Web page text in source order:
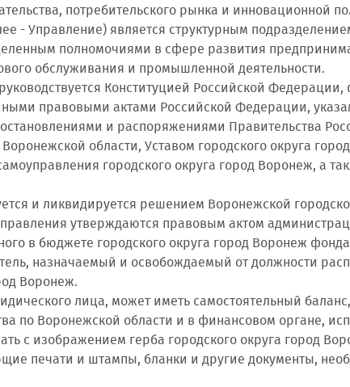
потребительского рынка и инновационной
- Управление) является структурным
полномочиями в сфере развития
обслуживания и промышленной деятельности.
Конституцией Российской
правовыми актами Российской Федерации,
и распоряжениями Правительства
области, Уставом городского округа
городского округа город Воронеж, а
и ликвидируется решением Воронежской
утверждаются правовым актом
в бюджете городского округа город Воронеж
назначаемый и освобождаемый от должности
Воронеж.
лица, может иметь самостоятельный
по Воронежской области и в финансовом органе,
с изображением герба городского округа город
печати и штампы, бланки и другие документы,